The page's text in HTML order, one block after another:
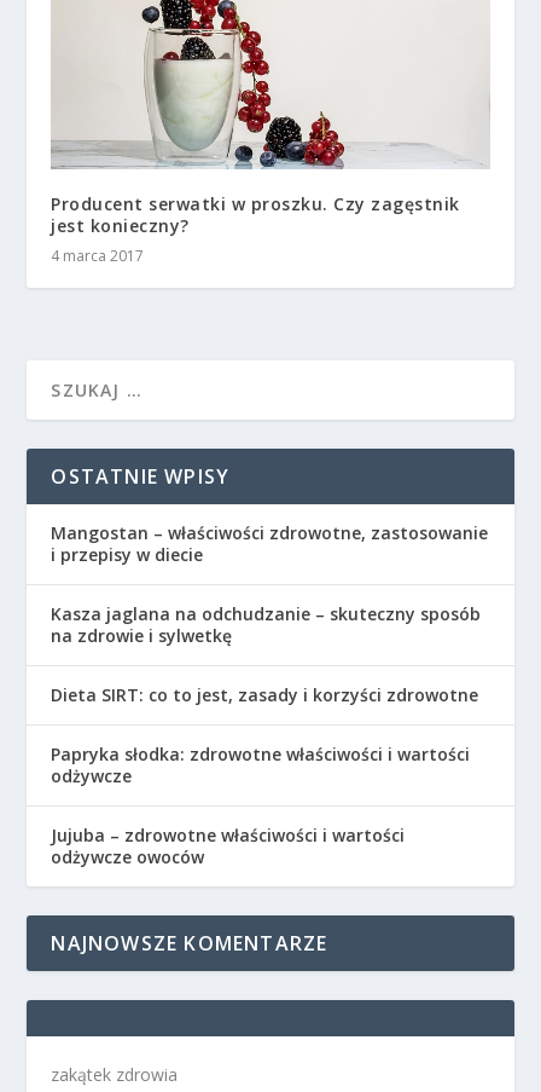
Producent serwatki w proszku. Czy zagęstnik
jest konieczny?
4 marca 2017
OSTATNIE WPISY
Mangostan – właściwości zdrowotne, zastosowanie
i przepisy w diecie
Kasza jaglana na odchudzanie – skuteczny sposób
na zdrowie i sylwetkę
Dieta SIRT: co to jest, zasady i korzyści zdrowotne
Papryka słodka: zdrowotne właściwości i wartości
odżywcze
Jujuba – zdrowotne właściwości i wartości
odżywcze owoców
NAJNOWSZE KOMENTARZE
zakątek zdrowia